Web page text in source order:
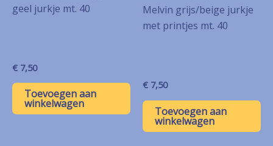
geel jurkje mt. 40
€ 7,50
Toevoegen aan
winkelwagen
Melvin grijs/beige jurkje
met printjes mt. 40
€ 7,50
Toevoegen aan
winkelwagen